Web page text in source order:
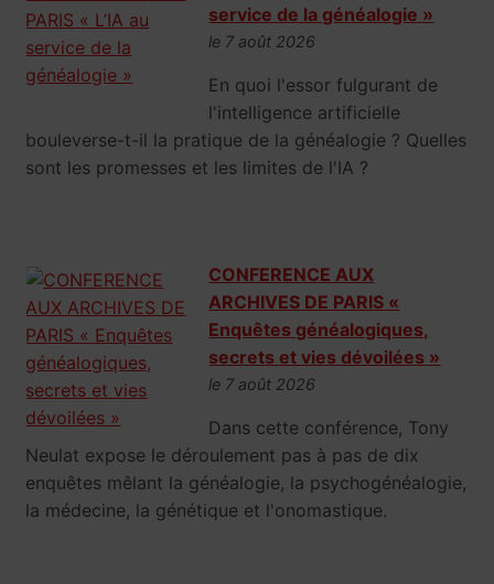
service de la généalogie »
le 7 août 2026
En quoi l'essor fulgurant de
l'intelligence artificielle
bouleverse-t-il la pratique de la généalogie ? Quelles
sont les promesses et les limites de l'IA ?
CONFERENCE AUX
ARCHIVES DE PARIS «
Enquêtes généalogiques,
secrets et vies dévoilées »
le 7 août 2026
Dans cette conférence, Tony
Neulat expose le déroulement pas à pas de dix
enquêtes mêlant la généalogie, la psychogénéalogie,
la médecine, la génétique et l'onomastique.